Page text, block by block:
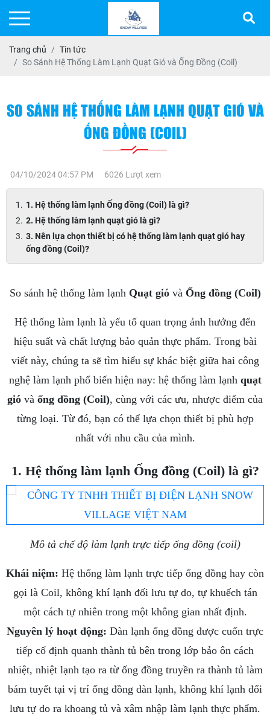
Trang chủ
Tin tức
So Sánh Hệ Thống Làm Lạnh Quạt Gió và Ống Đồng (Coil)
SO SÁNH HỆ THỐNG LÀM LẠNH QUẠT GIÓ VÀ
ỐNG ĐỒNG (COIL)
04/10/2024 04:57 PM 6026 Lượt xem
1. Hệ thống làm lạnh Ống đồng (Coil) là gì?
2. Hệ thống làm lạnh quạt gió là gì?
3. Nên lựa chọn thiết bị có hệ thống làm lạnh quạt gió hay
ống đồng (Coil)?
So sánh hệ thống làm lạnhQuạt gió và Ống đồng (Coil)
Hệ thống làm lạnh là yếu tố quan trọng ảnh hưởng đến
hiệu suất và chất lượng bảo quản thực phẩm. Trong bài
viết này, chúng ta sẽ tìm hiểu sự khác biệt giữa hai công
nghệ làm lạnh phổ biến hiện nay: hệ thống làm lạnh quạt
gió và ống đồng (Coil), cùng với các ưu, nhược điểm của
từng loại. Từ đó, bạn có thể lựa chọn thiết bị phù hợp
nhất với nhu cầu của mình.
1. Hệ thống làm lạnh Ống đồng (Coil) là gì?
Mô tả chế độ làm lạnh trực tiếp ống đồng (coil)
Khái niệm: Hệ thống làm lạnh trực tiếp ống đồng hay còn
gọi là Coil, không khí lạnh đối lưu tự do, tự khuếch tán
một cách tự nhiên trong một không gian nhất định.
Nguyên lý hoạt động: Dàn lạnh ống đồng được cuốn trực
tiếp cố định quanh thành tủ bên trong lớp bảo ôn cách
nhiệt, nhiệt lạnh tạo ra từ ống đồng truyền ra thành tủ làm
bám tuyết tại vị trí ống đồng dàn lạnh, không khí lạnh đối
lưu tự do ra khoang tủ và xâm nhập làm lạnh thực phẩm.